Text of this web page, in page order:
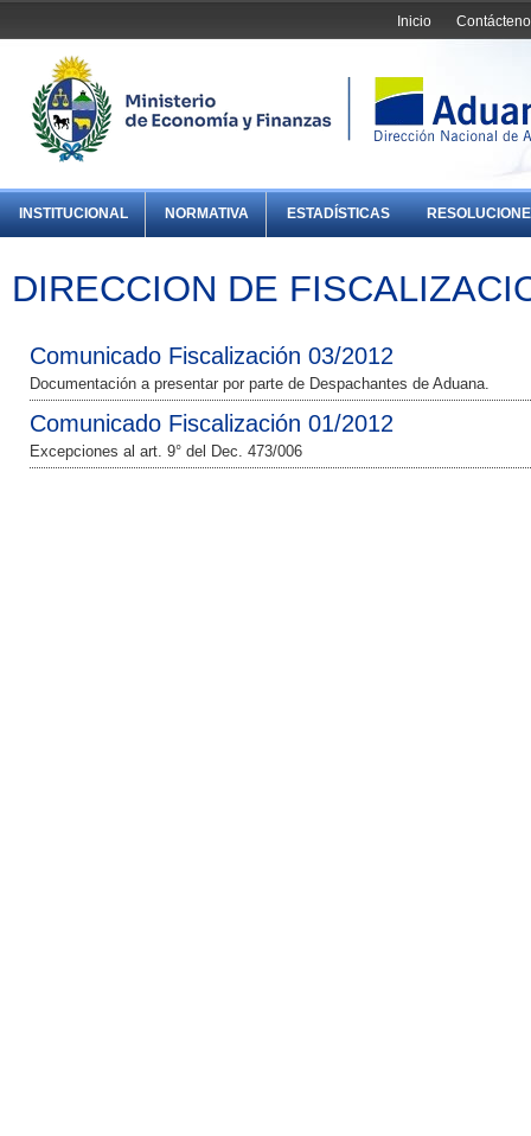
Inicio
INSTITUCIONAL NORMATIVA ESTADÍSTICAS
DIRECCION DE
Comunicado Fiscalización 03/2012
Documentación a presentar por parte de Despachantes de Aduana.
Comunicado Fiscalización 01/2012
Excepciones al art. 9° del Dec. 473/006